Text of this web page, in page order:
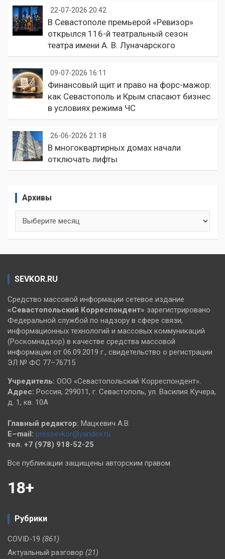
22-07-2026 20:42
В Севастополе премьерой «Ревизор»
открылся 116-й театральный сезон
театра имени А. В. Луначарского
09-07-2026 16:11
Финансовый щит и право на форс-мажор:
как Севастополь и Крым спасают бизнес
в условиях режима ЧС
26-06-2026 21:18
В многоквартирных домах начали
отключать лифты
Архивы
SEVKOR.RU
Средство массовой информации сетевое издание
«Севастопольский Корреспондент» зарегистрировано
Федеральной службой по надзору в сфере связи,
информационных технологий и массовых коммуникаций
(Роскомнадзор) в качестве средства массовой
информации от 06.09.2019 г., свидетельство о регистрации
ЭЛ № ФС 77–76715
Учредитель: ООО «Севастопольский Корреспондент».
Адрес: Россия, 299011, г. Севастополь, ул. Василия Кучера,
д. 1, кв. 10А
Главный редактор: Мацкевич А.В.
E–mail: pressevkor@yandex.ru
тел. +7 (978) 918-52-25
Все публикации защищены авторским правом.
18+
Рубрики
COVID-19 (861)
Актуальный разговор (21)